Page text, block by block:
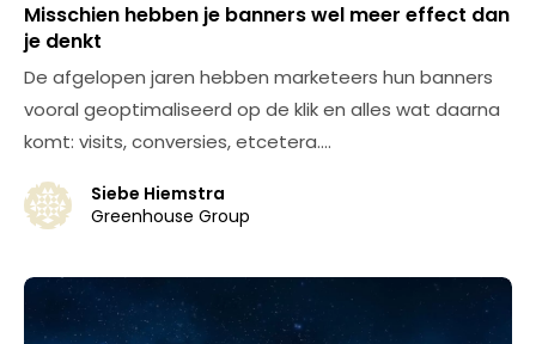
Misschien hebben je banners wel meer effect dan
je denkt
De afgelopen jaren hebben marketeers hun banners
vooral geoptimaliseerd op de klik en alles wat daarna
komt: visits, conversies, etcetera.…
Siebe Hiemstra
Greenhouse Group